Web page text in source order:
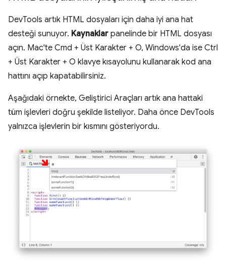
DevTools artık HTML dosyaları için daha iyi ana hat
desteği sunuyor. Kaynaklar panelinde bir HTML dosyası
açın. Mac'te Cmd + Üst Karakter + O, Windows'da ise Ctrl
+ Üst Karakter + O klavye kısayolunu kullanarak kod ana
hattını açıp kapatabilirsiniz.
Aşağıdaki örnekte, Geliştirici Araçları artık ana hattaki
tüm işlevleri doğru şekilde listeliyor. Daha önce DevTools
yalnızca işlevlerin bir kısmını gösteriyordu.